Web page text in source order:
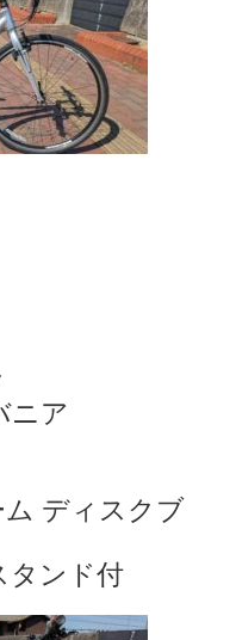
ニア
ディスクブ
タンド付